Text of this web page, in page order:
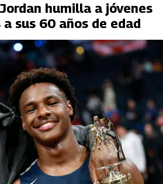
humilla a jóvenes
sus 60 años de edad